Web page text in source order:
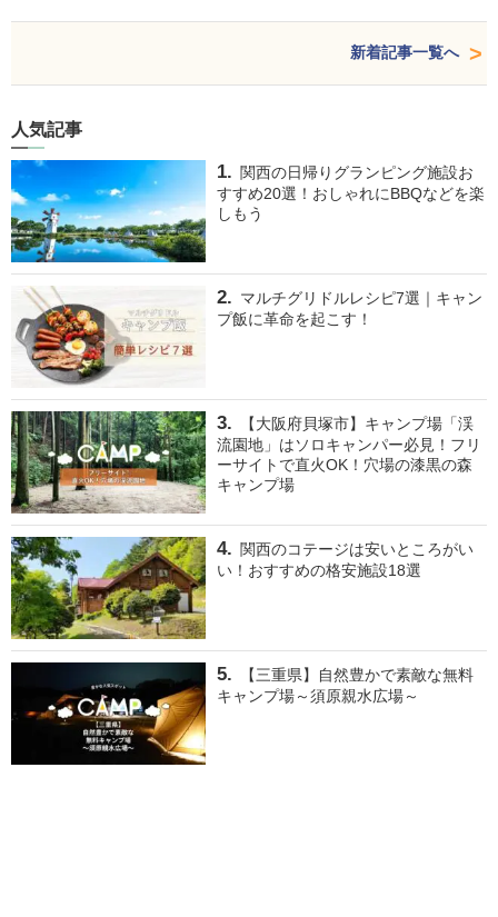
新着記事一覧へ
人気記事
関西の日帰りグランピング施設お
すすめ20選！おしゃれにBBQなどを楽
しもう
マルチグリドルレシピ7選｜キャン
プ飯に革命を起こす！
【大阪府貝塚市】キャンプ場「渓
流園地」はソロキャンパー必見！フリ
ーサイトで直火OK！穴場の漆黒の森
キャンプ場
関西のコテージは安いところがい
い！おすすめの格安施設18選
【三重県】自然豊かで素敵な無料
キャンプ場～須原親水広場～